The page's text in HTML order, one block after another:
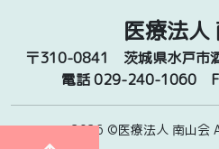
医療法人
〒310-0841 茨城県水戸市
電話 029-240-1060
2026 ©医療法人 南山会